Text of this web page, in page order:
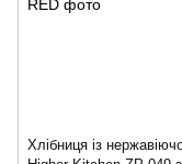
Хлібниця із